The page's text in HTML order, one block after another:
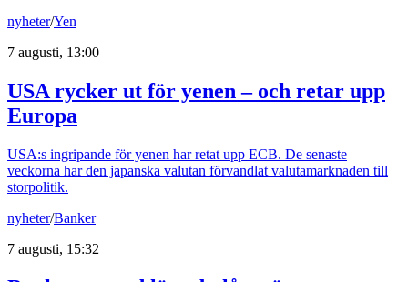
nyheter/Yen
7 augusti, 13:00
USA rycker ut för yenen – och retar upp
Europa
USA:s ingripande för yenen har retat upp ECB. De senaste
veckorna har den japanska valutan förvandlat valutamarknaden till
storpolitik.
nyheter/Banker
7 augusti, 15:32